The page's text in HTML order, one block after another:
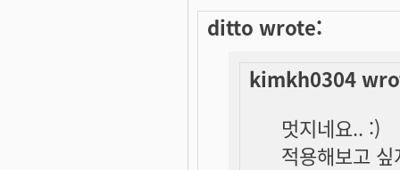
ditto wrote:
kimkh0304
멋지네요.. :)
적용해보고